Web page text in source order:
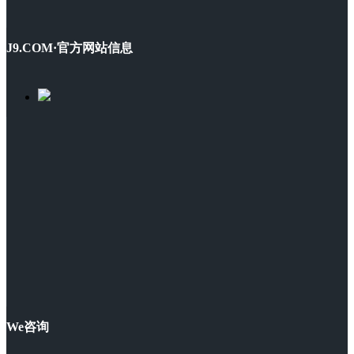
J9.COM·官方网站信息
We咨询